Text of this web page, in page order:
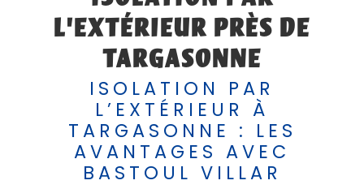
L’EXTÉRIEUR PRÈS DE
TARGASONNE
ISOLATION PAR
L’EXTÉRIEUR À
TARGASONNE : LES
AVANTAGES AVEC
BASTOUL VILLAR